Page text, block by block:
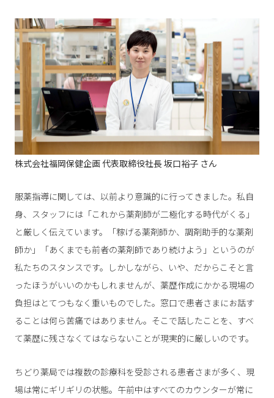
株式会社福岡保健企画 代表取締役社長 坂口裕子 さん
服薬指導に関しては、以前より意識的に行ってきました。私自
身、スタッフには「これから薬剤師が二極化する時代がくる」
と厳しく伝えています。「稼げる薬剤師か、調剤助手的な薬剤
師か」「あくまでも前者の薬剤師であり続けよう」というのが
私たちのスタンスです。しかしながら、いや、だからこそと言
ったほうがいいのかもしれませんが、薬歴作成にかかる現場の
負担はとてつもなく重いものでした。窓口で患者さまにお話す
ることは何ら苦痛ではありません。そこで話したことを、すべ
て薬歴に残さなくてはならないことが現実的に厳しいのです。
ちどり薬局では複数の診療科を受診される患者さまが多く、現
場は常にギリギリの状態。午前中はすべてのカウンターが常に